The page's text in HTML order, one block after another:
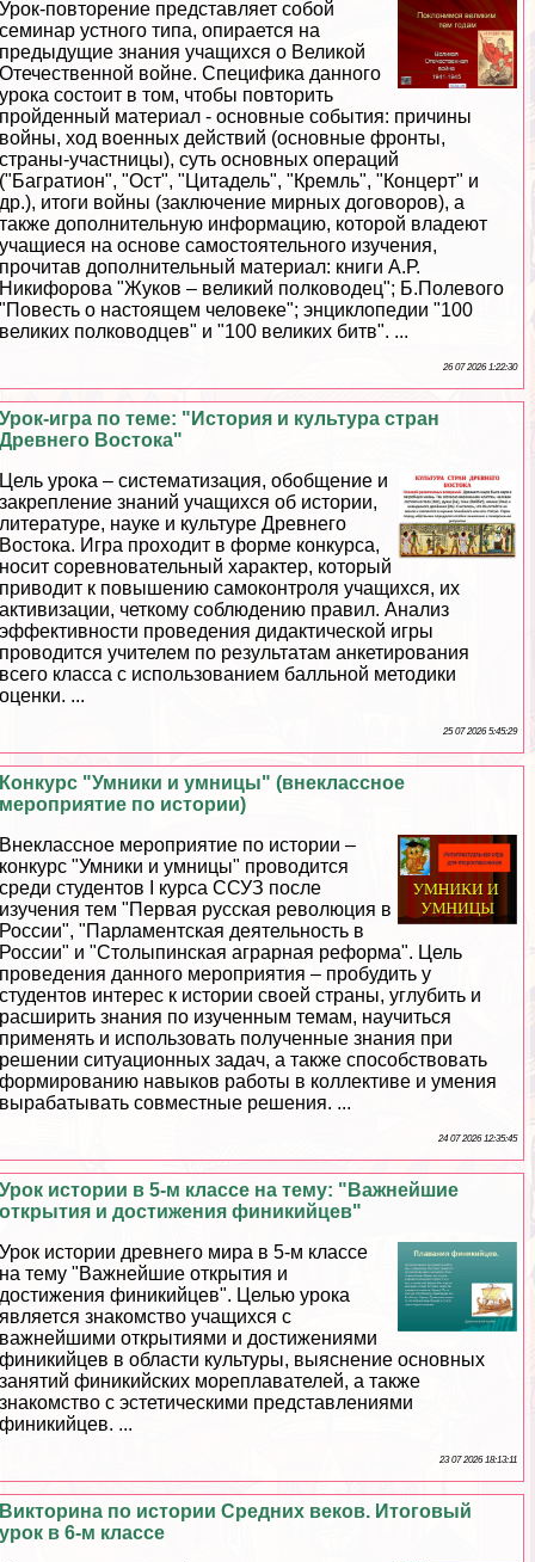
Урок-повторение представляет собой
семинар устного типа, опирается на
предыдущие знания учащихся о Великой
Отечественной войне. Специфика данного
урока состоит в том, чтобы повторить
пройденный материал - основные события: причины
войны, ход военных действий (основные фронты,
страны-участницы), суть основных операций
("Багратион", "Ост", "Цитадель", "Кремль", "Концерт" и
др.), итоги войны (заключение мирных договоров), а
также дополнительную информацию, которой владеют
учащиеся на основе самостоятельного изучения,
прочитав дополнительный материал: книги А.Р.
Никифорова "Жуков – великий полководец"; Б.Полевого
"Повесть о настоящем человеке"; энциклопедии "100
великих полководцев" и "100 великих битв". ...
26 07 2026 1:22:30
Урок-игра по теме: "История и культура стран
Древнего Востока"
Цель урока – систематизация, обобщение и
закрепление знаний учащихся об истории,
литературе, науке и культуре Древнего
Востока. Игра проходит в форме конкурса,
носит соревновательный хаpaктер, который
приводит к повышению самоконтроля учащихся, их
активизации, четкому соблюдению правил. Анализ
эффективности проведения дидактической игры
проводится учителем по результатам анкетирования
всего класса с использованием балльной методики
оценки. ...
25 07 2026 5:45:29
Конкурс "Умники и умницы" (внеклассное
мероприятие по истории)
Внеклассное мероприятие по истории –
конкурс "Умники и умницы" проводится
среди студентов I курса ССУЗ после
изучения тем "Первая русская революция в
России", "Парламентская деятельность в
России" и "Столыпинская аграрная реформа". Цель
проведения данного мероприятия – пробудить у
студентов интерес к истории своей страны, углубить и
расширить знания по изученным темам, научиться
применять и использовать полученные знания при
решении ситуационных задач, а также способствовать
формированию навыков работы в коллективе и умения
выpaбатывать совместные решения. ...
24 07 2026 12:35:45
Урок истории в 5-м классе на тему: "Важнейшие
открытия и достижения финикийцев"
Урок истории древнего мира в 5-м классе
на тему "Важнейшие открытия и
достижения финикийцев". Целью урока
является знакомство учащихся с
важнейшими открытиями и достижениями
финикийцев в области культуры, выяснение основных
занятий финикийских мореплавателей, а также
знакомство с эстетическими представлениями
финикийцев. ...
23 07 2026 18:13:11
Викторина по истории Средних веков. Итоговый
урок в 6-м классе